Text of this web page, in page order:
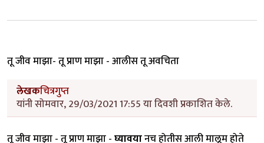
तू जीव माझा- तू प्राण माझा - आलीस तू अवचिता
लेखकचित्रगुप्त
यांनी सोमवार, 29/03/2021 17:55 या दिवशी प्रकाशित केले.
तू जीव माझा - तू प्राण माझा -घ्यावयानच होतीस आली मालूम होते